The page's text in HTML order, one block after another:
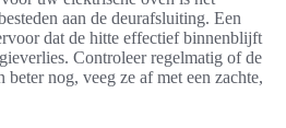
aan de deurafsluiting. Een
dat de hitte effectief binnenblijft
Controleer regelmatig of de
nog, veeg ze af met een zachte,